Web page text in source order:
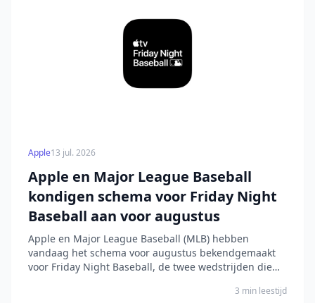
Apple13 jul. 2026
Apple en Major League Baseball
kondigen schema voor Friday Night
Baseball aan voor augustus
Apple en Major League Baseball (MLB) hebben
vandaag het schema voor augustus bekendgemaakt
voor Friday Night Baseball, de twee wedstrijden die
Apple TV worden gestreamd. Apple TV-abonnees in
3 min leestijd